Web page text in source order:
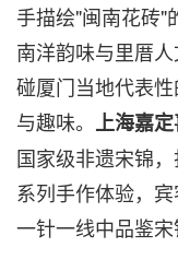
手描绘"闽南花砖"
南洋韵味与里厝
碰厦门当地代表
与趣味。 上海嘉
国家级非遗宋锦
系列手作体验，
一针一线中品鉴宋